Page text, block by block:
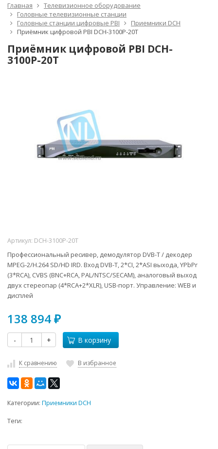
Главная
Телевизионное оборудование
Головные телевизионные станции
Головные станции цифровые PBI
Приемники DCH
Приёмник цифровой PBI DCH-3100P-20T
Приёмник цифровой PBI DCH-
3100P-20T
Артикул: DCH-3100P-20T
Профессиональный ресивер, демодулятор DVB-T / декодер
MPEG-2/H.264 SD/HD IRD. Вход DVB-T, 2*CI, 2*ASI выхода, YPbPr
(3*RCA), CVBS (BNC+RCA, PAL/NTSC/SECAM), аналоговый выход
двух стереопар (4*RCA+2*XLR), USB-порт. Управление: WEB и
дисплей
138 894 ₽
- + В корзину
К сравнению В избранное
Категории: Приемники DCH
Теги: